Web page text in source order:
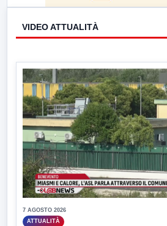
VIDEO ATTUALITÀ
7 AGOSTO 2026
ATTUALITÀ